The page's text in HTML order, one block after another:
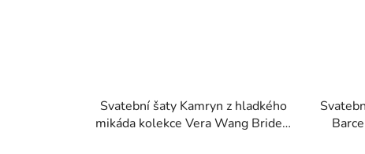
Svatební šaty Kamryn z hladkého
mikáda kolekce Vera Wang Bride x